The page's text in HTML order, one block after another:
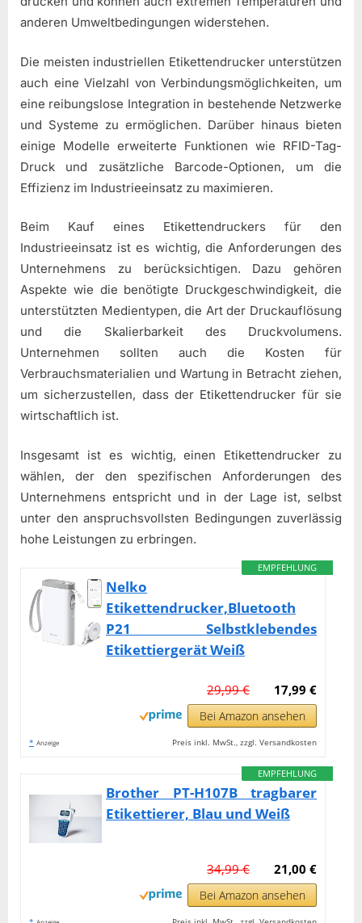
anderen Umweltbedingungen widerstehen.
Die meisten industriellen Etikettendrucker unterstützen
auch eine Vielzahl von Verbindungsmöglichkeiten, um
eine reibungslose Integration in bestehende Netzwerke
und Systeme zu ermöglichen. Darüber hinaus bieten
einige Modelle erweiterte Funktionen wie RFID-Tag-
Druck und zusätzliche Barcode-Optionen, um die
Effizienz im Industrieeinsatz zu maximieren.
Beim Kauf eines Etikettendruckers für den
Industrieeinsatz ist es wichtig, die Anforderungen des
Unternehmens zu berücksichtigen. Dazu gehören
Aspekte wie die benötigte Druckgeschwindigkeit, die
unterstützten Medientypen, die Art der Druckauflösung
und die Skalierbarkeit des Druckvolumens.
Unternehmen sollten auch die Kosten für
Verbrauchsmaterialien und Wartung in Betracht ziehen,
um sicherzustellen, dass der Etikettendrucker für sie
wirtschaftlich ist.
Insgesamt ist es wichtig, einen Etikettendrucker zu
wählen, der den spezifischen Anforderungen des
Unternehmens entspricht und in der Lage ist, selbst
unter den anspruchsvollsten Bedingungen zuverlässig
hohe Leistungen zu erbringen.
EMPFEHLUNG
Nelko
Etikettendrucker,Bluetooth
P21 Selbstklebendes
Etikettiergerät Weiß
17,99 €
29,99 €
Bei Amazon ansehen
* Anzeige Preis inkl. MwSt., zzgl. Versandkosten
EMPFEHLUNG
Brother PT-H107B tragbarer
Etikettierer, Blau und Weiß
21,00 €
34,99 €
Bei Amazon ansehen